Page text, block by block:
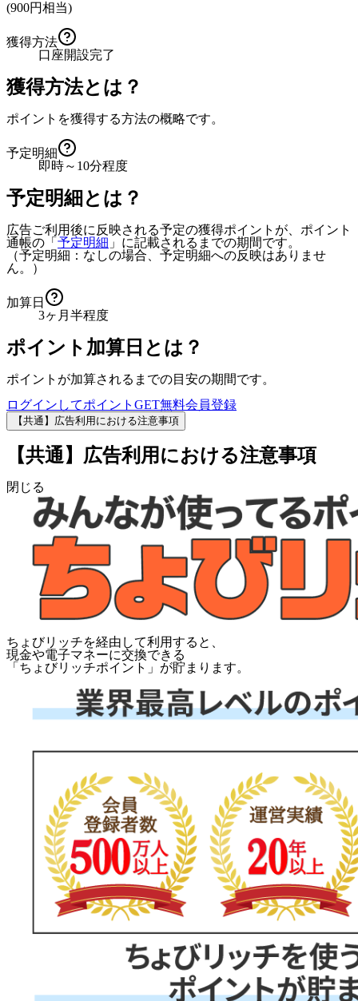
(900円相当)
獲得方法
口座開設完了
獲得方法とは？
ポイントを獲得する方法の概略です。
予定明細
即時～10分程度
予定明細とは？
広告ご利用後に反映される予定の獲得ポイントが、ポイント
通帳の「 予定明細 」に記載されるまでの期間です。
（予定明細：なしの場合、予定明細への反映はありませ
ん。）
加算日
3ヶ月半程度
ポイント加算日とは？
ポイントが加算されるまでの目安の期間です。
ログインしてポイントGET無料会員登録
【共通】広告利用における注意事項
【共通】広告利用における注意事項
閉じる
ちょびリッチを経由して利用すると、
現金や電子マネーに交換できる
「 ちょびリッチポイント 」が貯まります。